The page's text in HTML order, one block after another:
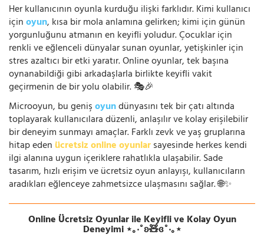
Her kullanıcının oyunla kurduğu ilişki farklıdır. Kimi kullanıcı
içinoyun, kısa bir mola anlamına gelirken; kimi için günün
yorgunluğunu atmanın en keyifli yoludur. Çocuklar için
renkli ve eğlenceli dünyalar sunan oyunlar, yetişkinler için
stres azaltıcı bir etki yaratır. Online oyunlar, tek başına
oynanabildiği gibi arkadaşlarla birlikte keyifli vakit
geçirmenin de bir yolu olabilir. 🎭🎉
Microoyun, bu genişoyundünyasını tek bir çatı altında
toplayarak kullanıcılara düzenli, anlaşılır ve kolay erişilebilir
bir deneyim sunmayı amaçlar. Farklı zevk ve yaş gruplarına
hitap eden ücretsiz online oyunlarsayesinde herkes kendi
ilgi alanına uygun içeriklere rahatlıkla ulaşabilir. Sade
tasarım, hızlı erişim ve ücretsiz oyun anlayışı, kullanıcıların
aradıkları eğlenceye zahmetsizce ulaşmasını sağlar. 🌐✨
Online Ücretsiz Oyunlar ile Keyifli ve Kolay Oyun
Deneyimi ⋆｡‧˚ʚ🧸ɞ˚‧｡⋆